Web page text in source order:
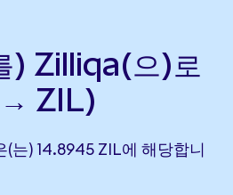
) Zilliqa(으)로
ZIL)
는) 14.8945 ZIL에 해당합니